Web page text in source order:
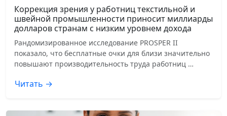
Коррекция зрения у работниц текстильной и
швейной промышленности приносит миллиарды
долларов странам с низким уровнем дохода
Рандомизированное исследование PROSPER II
показало, что бесплатные очки для близи значительно
повышают производительность труда работниц …
Читать →